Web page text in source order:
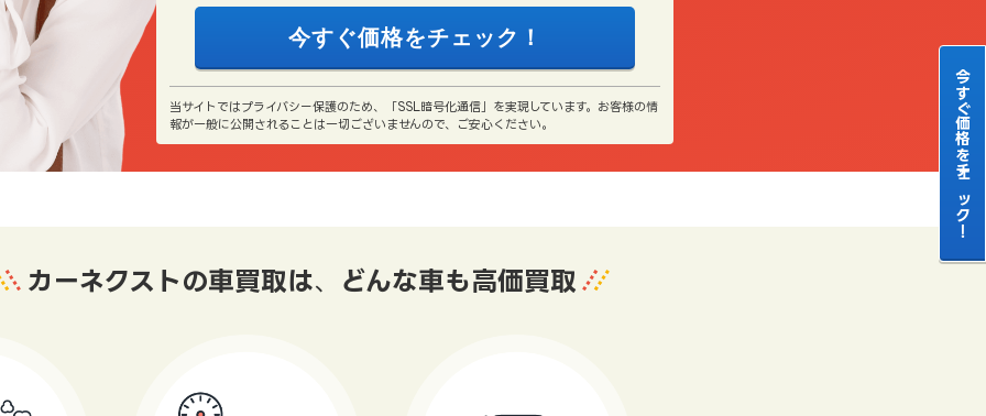
当サイトではプライバシー保護のため、「SSL暗号化通信」を実現しています。お客様の情
報が一般に公開されることは一切ございませんので、ご安心ください。
カーネクストの車買取は、 どんな車も高価買取
今すぐ価格をチェック！